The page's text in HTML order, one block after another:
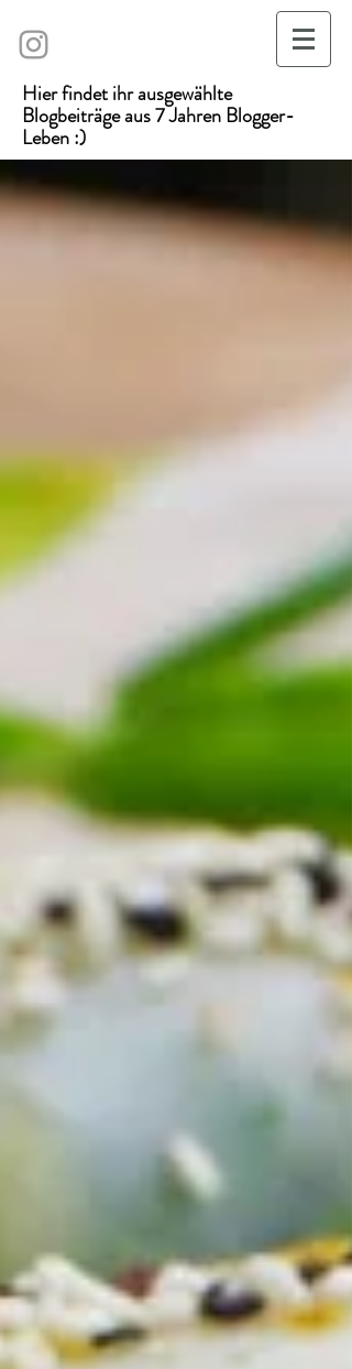
Hier findet ihr ausgewählte
Blogbeiträge aus 7 Jahren Blogger-
Leben :)